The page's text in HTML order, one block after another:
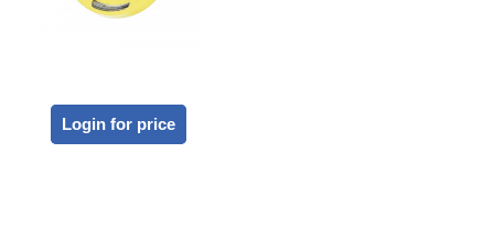
Login for price